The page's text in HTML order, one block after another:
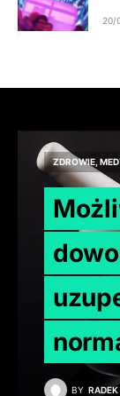
20/
ZDROWIE,
BY RADEK